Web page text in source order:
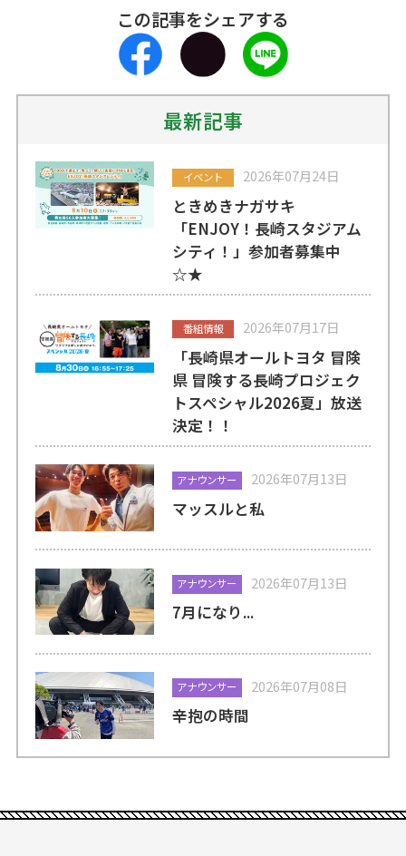
この記事をシェアする
最新記事
イベント 2026年07月24日
ときめきナガサキ
「ENJOY！長崎スタジアム
シティ！」参加者募集中
☆★
番組情報 2026年07月17日
「長崎県オールトヨタ 冒険
県 冒険する長崎プロジェク
トスペシャル2026夏」放送
決定！！
アナウンサー 2026年07月13日
マッスルと私
アナウンサー 2026年07月13日
7月になり...
アナウンサー 2026年07月08日
辛抱の時間